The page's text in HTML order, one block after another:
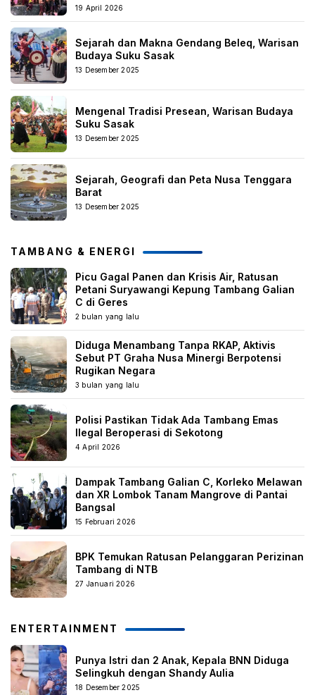
19 April 2026
Sejarah dan Makna Gendang Beleq, Warisan
Budaya Suku Sasak
13 Desember 2025
Mengenal Tradisi Presean, Warisan Budaya
Suku Sasak
13 Desember 2025
Sejarah, Geografi dan Peta Nusa Tenggara
Barat
13 Desember 2025
TAMBANG & ENERGI
Picu Gagal Panen dan Krisis Air, Ratusan
Petani Suryawangi Kepung Tambang Galian
C di Geres
2 bulan yang lalu
Diduga Menambang Tanpa RKAP, Aktivis
Sebut PT Graha Nusa Minergi Berpotensi
Rugikan Negara
3 bulan yang lalu
Polisi Pastikan Tidak Ada Tambang Emas
Ilegal Beroperasi di Sekotong
4 April 2026
Dampak Tambang Galian C, Korleko Melawan
dan XR Lombok Tanam Mangrove di Pantai
Bangsal
15 Februari 2026
BPK Temukan Ratusan Pelanggaran Perizinan
Tambang di NTB
27 Januari 2026
ENTERTAINMENT
Punya Istri dan 2 Anak, Kepala BNN Diduga
Selingkuh dengan Shandy Aulia
18 Desember 2025